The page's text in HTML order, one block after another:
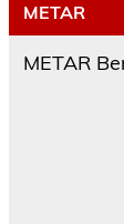
METAR
METAR